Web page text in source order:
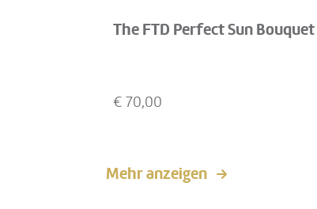
The FTD Perfect Sun Bouquet
€ 70,00
Mehr anzeigen